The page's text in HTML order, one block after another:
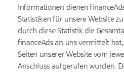
Informationen dienen
Statistiken für unsere Website
durch diese Statistik die
financeAds an uns vermittelt
Seiten unserer Website vom
Anschluss aufgerufen wurden.